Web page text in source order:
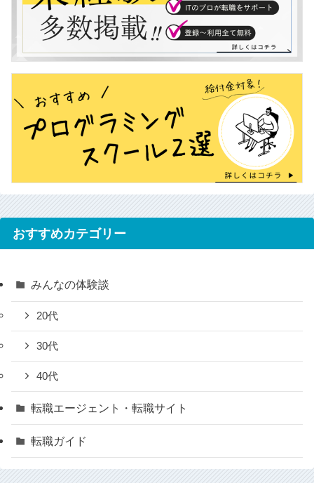
おすすめカテゴリー
みんなの体験談
20代
30代
40代
転職エージェント・転職サイト
転職ガイド